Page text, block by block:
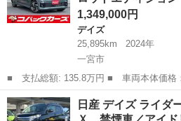
1,349,000円
デイズ
25,895km
2024年
一宮市
■ 支払総額: 135.8万円 ■ 車両本体価格： 1,349,000 円 ■ メーカ
ー名： 日産 ■ 車種名： デイズ ■ グ
ター Ｘ プロパイロットエディション
愛知 一宮市 デイズ
日産 デイズ ライ